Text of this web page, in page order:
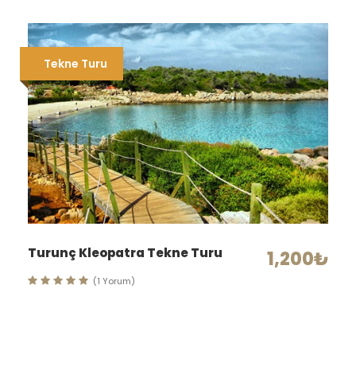
Tekne Turu
Turunç Kleopatra Tekne Turu 1,200₺
(1 Yorum)